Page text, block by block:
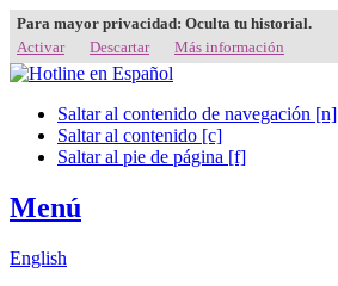
Para mayor privacidad: Oculta tu historial.
Activar
Descartar Más información
Saltar al contenido de navegación [n]
Saltar al contenido [c]
Saltar al pie de página [f]
Menú
English